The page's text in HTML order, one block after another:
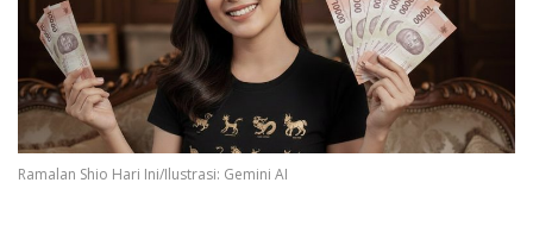
Ramalan Shio Hari Ini/Ilustrasi: Gemini AI